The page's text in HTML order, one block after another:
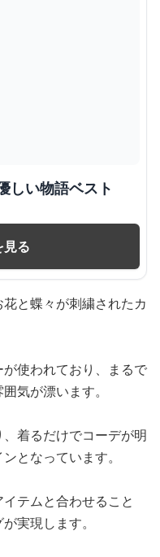
しい物語ベスト
見る
と蝶々が刺繍されたカ
使われており、まるで
気が漂います。
着るだけでコーデが明
となっています。
テムと合わせること
実現します。